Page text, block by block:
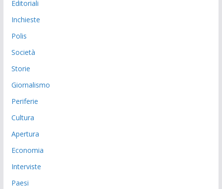
Editoriali
Inchieste
Polis
Società
Storie
Giornalismo
Periferie
Cultura
Apertura
Economia
Interviste
Paesi